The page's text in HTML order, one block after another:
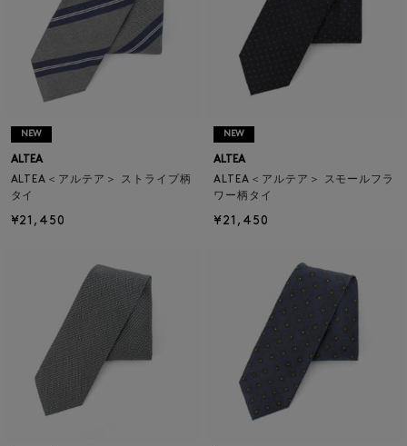
NEW
ALTEA
ALTEA＜アルテア＞ ストライプ柄
タイ
¥21,450
NEW
ALTEA
ALTEA＜アルテア＞ スモールフラ
ワー柄タイ
¥21,450